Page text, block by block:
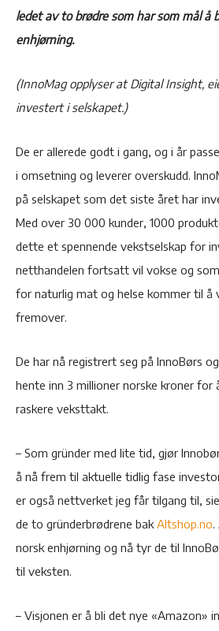
ledet av to brødre som har som mål å
enhjørning.
(InnoMag opplyser at Digital Insight,
investert i selskapet.)
De er allerede godt i gang, og i år
i omsetning og leverer overskudd.
på selskapet som det siste året har
Med over 30 000 kunder, 1000
dette et spennende vekstselskap for
netthandelen fortsatt vil vokse og
for naturlig mat og helse kommer til å
fremover.
De har nå registrert seg på InnoBørs
hente inn 3 millioner norske kroner for
raskere veksttakt.
– Som gründer med lite tid, gjør
å nå frem til aktuelle tidlig fase
er også nettverket jeg får tilgang til,
de to gründerbrødrene bak Altshop.no.
norsk enhjørning og nå tyr de til
til veksten.
– Visjonen er å bli det nye «Amazon»